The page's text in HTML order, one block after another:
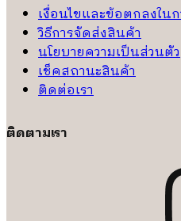
เงื่อนไขและข้อตกลงใน
วิธีการจัดส่งสินค้า
นโยบายความเป็นส่วนตัว
เช็คสถานะสินค้า
ติดต่อเรา
ติดตามเรา